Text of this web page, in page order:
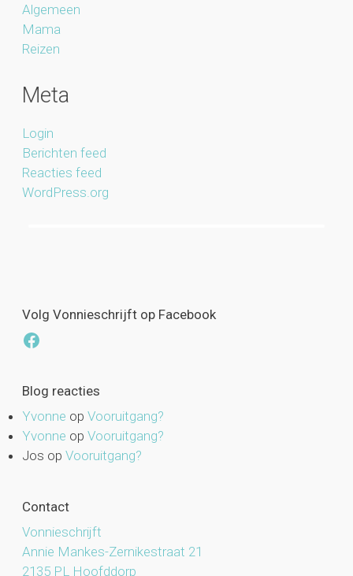
Algemeen
Mama
Reizen
Meta
Login
Berichten feed
Reacties feed
WordPress.org
Volg Vonnieschrijft op Facebook
Facebook
Blog reacties
Yvonne op Vooruitgang?
Yvonne op Vooruitgang?
Jos op Vooruitgang?
Contact
Vonnieschrijft
Annie Mankes-Zernikestraat 21
2135 PL Hoofddorp